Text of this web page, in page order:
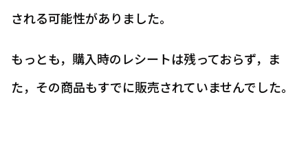
される可能性がありました。
もっとも，購入時のレシートは残っておらず，ま
た，その商品もすでに販売されていませんでした。